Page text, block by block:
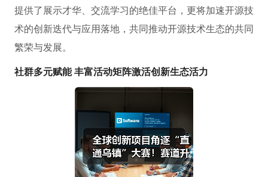
提供了展示才华、交流学习的绝佳平台，更将加速开源技
术的创新迭代与应用落地，共同推动开源技术生态的共同
繁荣与发展。
社群多元赋能 丰富活动矩阵激活创新生态活力